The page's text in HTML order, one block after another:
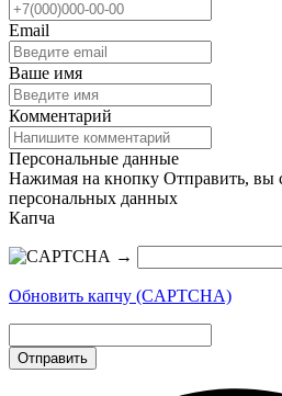
Email
Ваше имя
Комментарий
Персональные данные
Нажимая на кнопку Отправить, вы
персональных данных
Капча
→
Обновить капчу (CAPTCHA)
Отправить